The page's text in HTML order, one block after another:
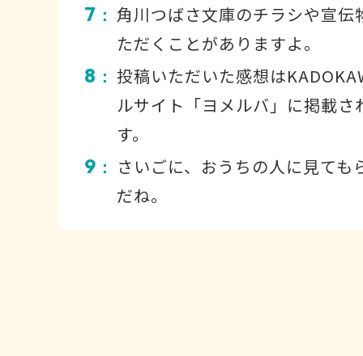
7 ： 角川つばさ文庫のチラシや宣伝
ただくことがありますよ。
8 ： 投稿いただいた感想は
ルサイト「ヨメルバ」に掲載さ
す。
9 ：
さいごに、おうちの人に見ても
だね。